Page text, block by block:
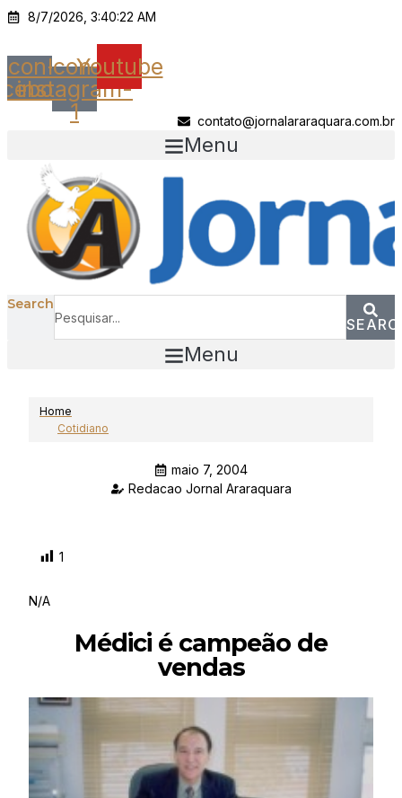
Ir
o
conteúdo
8/7/2026, 3:40:22 AM
Icon-Icon-
instagram-
1
Youtube
contato@jornalararaquara.com.br
Menu
Search
Menu
Home
Cotidiano
maio 7, 2004
Redacao Jornal Araraquara
1
N/A
Médici é campeão de
vendas